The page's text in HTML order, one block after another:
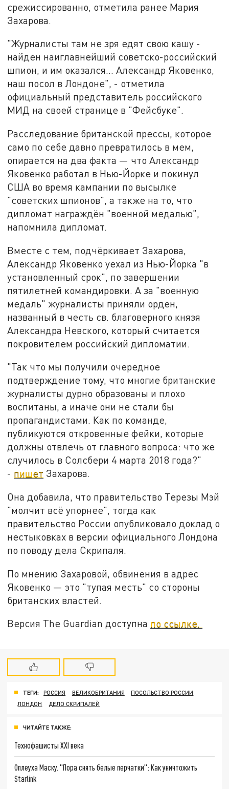
срежиссированно, отметила ранее Мария
Захарова.
"Журналисты там не зря едят свою кашу -
найден наиглавнейший советско-российский
шпион, и им оказался... Александр Яковенко,
наш посол в Лондоне", - отметила
официальный представитель российского
МИД на своей странице в "Фейсбуке".
Расследование британской прессы, которое
само по себе давно превратилось в мем,
опирается на два факта — что Александр
Яковенко работал в Нью-Йорке и покинул
США во время кампании по высылке
"советских шпионов", а также на то, что
дипломат награждён "военной медалью",
напомнила дипломат.
Вместе с тем, подчёркивает Захарова,
Александр Яковенко уехал из Нью-Йорка "в
установленный срок", по завершении
пятилетней командировки. А за "военную
медаль" журналисты приняли орден,
названный в честь св. благоверного князя
Александра Невского, который считается
покровителем российский дипломатии.
"Так что мы получили очередное
подтверждение тому, что многие британские
журналисты дурно образованы и плохо
воспитаны, а иначе они не стали бы
пропагандистами. Как по команде,
публикуются откровенные фейки, которые
должны отвлечь от главного вопроса: что же
случилось в Солсбери 4 марта 2018 года?"
- пишет Захарова.
Она добавила, что правительство Терезы Мэй
"молчит всё упорнее", тогда как
правительство России опубликовало доклад о
нестыковках в версии официального Лондона
по поводу дела Скрипаля.
По мнению Захаровой, обвинения в адрес
Яковенко — это "тупая месть" со стороны
британских властей.
Версия The Guardian доступна по ссылке.
ТЕГИ: РОССИЯ ВЕЛИКОБРИТАНИЯ
ПОСОЛЬСТВО РОССИИ
ЛОНДОН
ДЕЛО СКРИПАЛЕЙ
ЧИТАЙТЕ ТАКЖЕ:
Технофашисты XXI века
Оплеуха Маску. "Пора снять белые перчатки": Как уничтожить
Starlink